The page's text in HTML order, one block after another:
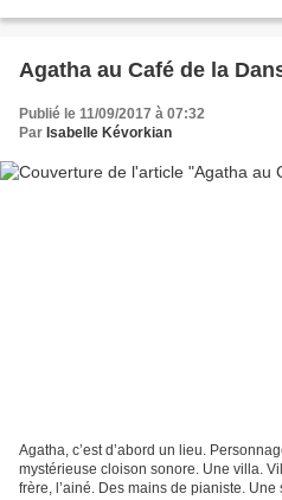
Agatha au Café de la
Publié le 11/09/2017 à 07:32
Par Isabelle Kévorkian
Agatha, c’est d’abord un lieu.
mystérieuse cloison sonore. Une villa.
frère, l’ainé. Des mains de pianiste.